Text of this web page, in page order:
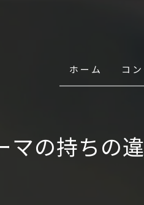
ホーム コ
マの持ちの